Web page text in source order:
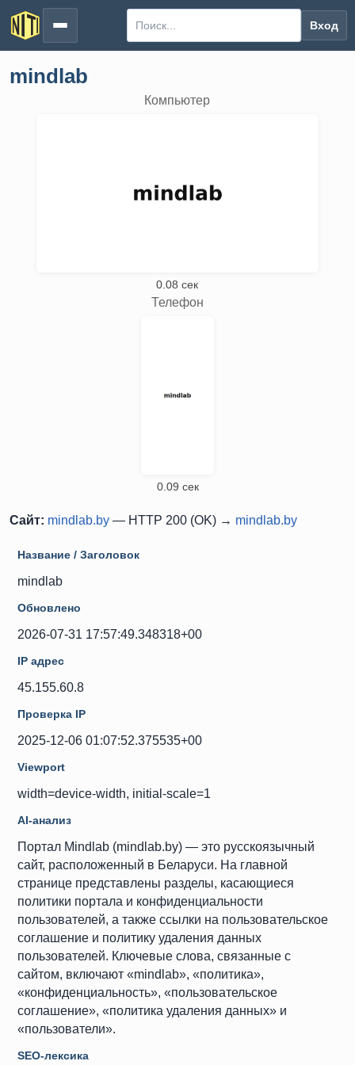
Вход
mindlab
Компьютер
0.08 сек
Телефон
0.09 сек
Сайт: mindlab.by — HTTP 200 (OK) → mindlab.by
Название / Заголовок
mindlab
Обновлено
2026-07-31 17:57:49.348318+00
IP адрес
45.155.60.8
Проверка IP
2025-12-06 01:07:52.375535+00
Viewport
width=device-width, initial-scale=1
AI-анализ
Портал Mindlab (mindlab.by) — это русскоязычный
сайт, расположенный в Беларуси. На главной
странице представлены разделы, касающиеся
политики портала и конфиденциальности
пользователей, а также ссылки на пользовательское
соглашение и политику удаления данных
пользователей. Ключевые слова, связанные с
сайтом, включают «mindlab», «политика»,
«конфиденциальность», «пользовательское
соглашение», «политика удаления данных» и
«пользователи».
SEO-лексика